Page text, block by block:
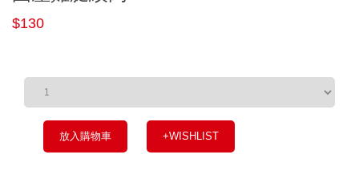
$130
放入購物車 +WISHLIST